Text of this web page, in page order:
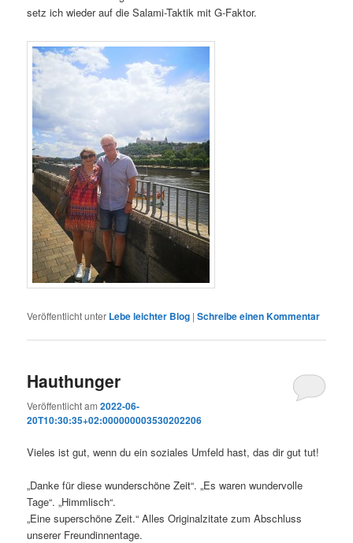
setz ich wieder auf die Salami-Taktik mit G-Faktor.
Veröffentlicht unter Lebe leichter Blog |Schreibe einen Kommentar
Hauthunger
Veröffentlicht am2022-06-
20T10:30:35+02:000000003530202206
Vieles ist gut, wenn du ein soziales Umfeld hast, das dir gut tut!
„Danke für diese wunderschöne Zeit“. „Es waren wundervolle
Tage“. „Himmlisch“.
„Eine superschöne Zeit.“ Alles Originalzitate zum Abschluss
unserer Freundinnentage.